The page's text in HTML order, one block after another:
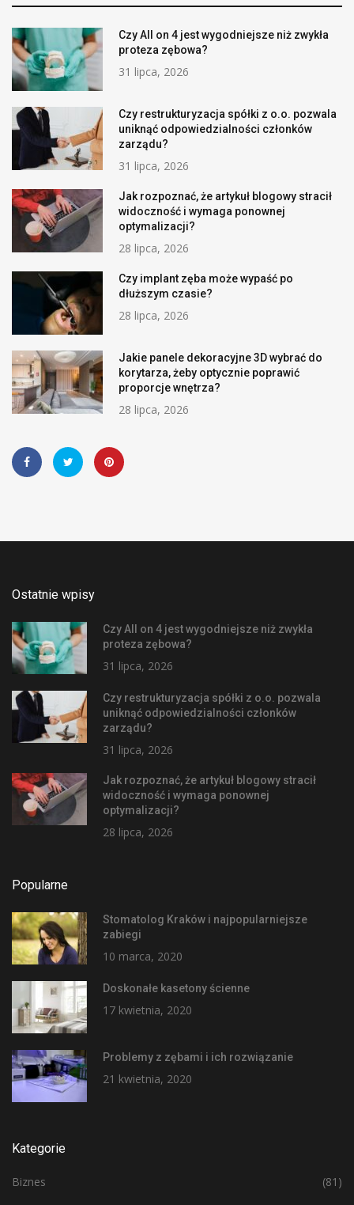
Czy All on 4 jest wygodniejsze niż zwykła
proteza zębowa?
31 lipca, 2026
Czy restrukturyzacja spółki z o.o. pozwala
uniknąć odpowiedzialności członków
zarządu?
31 lipca, 2026
Jak rozpoznać, że artykuł blogowy stracił
widoczność i wymaga ponownej
optymalizacji?
28 lipca, 2026
Czy implant zęba może wypaść po
dłuższym czasie?
28 lipca, 2026
Jakie panele dekoracyjne 3D wybrać do
korytarza, żeby optycznie poprawić
proporcje wnętrza?
28 lipca, 2026
Ostatnie wpisy
Czy All on 4 jest wygodniejsze niż zwykła
proteza zębowa?
31 lipca, 2026
Czy restrukturyzacja spółki z o.o. pozwala
uniknąć odpowiedzialności członków
zarządu?
31 lipca, 2026
Jak rozpoznać, że artykuł blogowy stracił
widoczność i wymaga ponownej
optymalizacji?
28 lipca, 2026
Popularne
Stomatolog Kraków i najpopularniejsze
zabiegi
10 marca, 2020
Doskonałe kasetony ścienne
17 kwietnia, 2020
Problemy z zębami i ich rozwiązanie
21 kwietnia, 2020
Kategorie
Biznes
(81)